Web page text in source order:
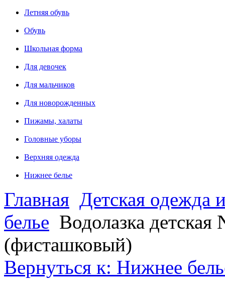
Летняя обувь
Обувь
Школьная форма
Для девочек
Для мальчиков
Для новорожденных
Пижамы, халаты
Головные уборы
Верхняя одежда
Нижнее белье
Главная Детская одежда
белье Водолазка
(фисташковый)
Вернуться к: Нижнее